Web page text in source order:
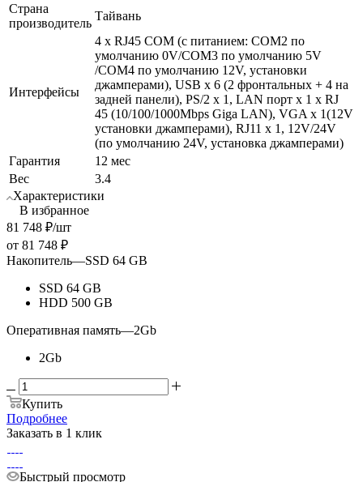
Страна
производитель
Тайвань
Интерфейсы
4 х RJ45 COM (с питанием: COM2 по
умолчанию 0V/COM3 по умолчанию 5V
/COM4 по умолчанию 12V, установки
джамперами), USB х 6 (2 фронтальных + 4 на
задней панели), PS/2 х 1, LAN порт х 1 x RJ
45 (10/100/1000Mbps Giga LAN), VGA х 1(12V
установки джамперами), RJ11 х 1, 12V/24V
(по умолчанию 24V, установка джамперами)
Гарантия
12 мес
Вес
3.4
Характеристики
В избранное
81 748 ₽/шт
от 81 748 ₽
Накопитель—SSD 64 GB
SSD 64 GB
HDD 500 GB
Оперативная память—2Gb
2Gb
Купить
Подробнее
Заказать в 1 клик
Быстрый просмотр